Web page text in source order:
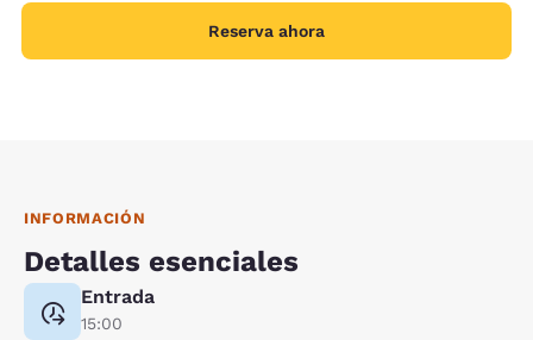
Reserva ahora
INFORMACIÓN
Detalles esenciales
Entrada
15:00